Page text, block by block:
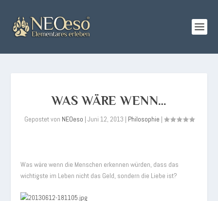
WAS WÄRE WENN…
Gepostet von NEOeso | Juni 12, 2013 | Philosophie |
Was wäre wenn die Menschen erkennen würden, dass das
wichtigste im Leben nicht das Geld, sondern die Liebe ist?